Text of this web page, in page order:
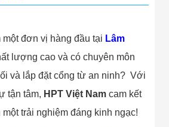
Thông Tin
Giải Pháp
Giải Pháp Thiết
Bị Ngành Thủy
Lạnh
Giải Pháp Thiết
Bị Ngành Thực
Phẩm Đóng Gói
một đơn vị hàng đầu tại Lâm
lượng cao và có chuyên môn
và lắp đặt cổng từ an ninh? Với
tận tâm, HPT Việt Nam cam kết
trải nghiệm đáng kinh ngạc!